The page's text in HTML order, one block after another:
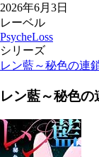
2026年6月3日
レーベル
PsycheLoss
シリーズ
レン藍～秘色の連
レン藍～秘色の